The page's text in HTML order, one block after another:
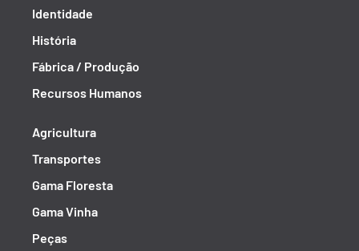
Identidade
História
Fábrica / Produção
Recursos Humanos
Agricultura
Transportes
Gama Floresta
Gama Vinha
Peças